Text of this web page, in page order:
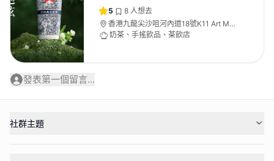
5 8 人想去
香港九龍尖沙咀河內道18號K11 Art Mall
購物藝術館地下G29號舖
奶茶、手搖飲品、茶飲店
發表第一個留言...
社群主題